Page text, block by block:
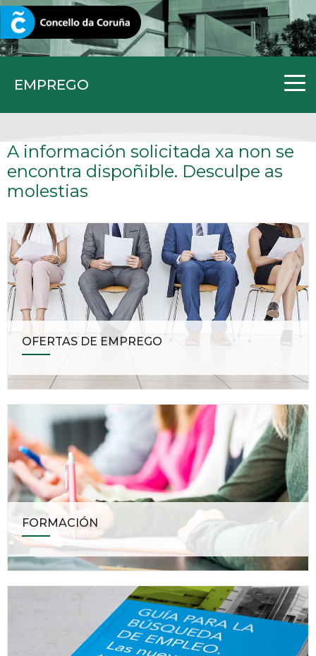
EMPREGO
CORUNA.GAL
A información solicitada xa non se
encontra dispoñible. Desculpe as
molestias
OFERTAS DE EMPREGO
FORMACIÓN